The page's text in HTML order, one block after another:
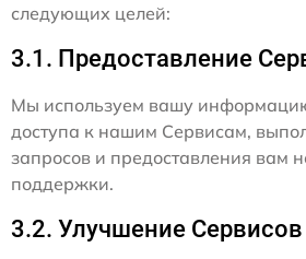
следующих целей:
3.1. Предоставление
Мы используем вашу
доступа к нашим Сервисам,
запросов и предоставления вам
поддержки.
3.2. Улучшение Сервисов